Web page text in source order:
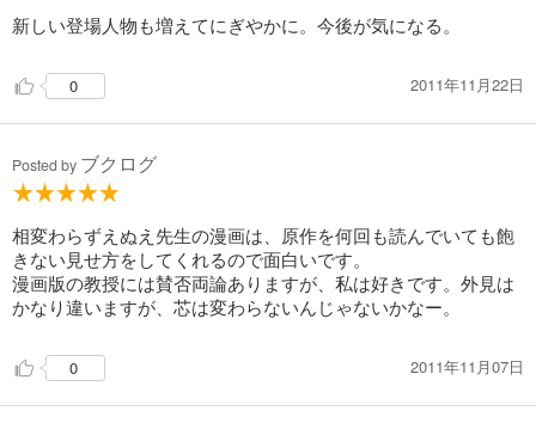
島、からくりだらけの洋館などなど。
ミステリーの定番を押さえた舞台と謎にワクワクしてしまいます。
新しい登場人物も増えてにぎやかに。今後が気になる。
0 2011年11月22日
Posted by ブクログ
相変わらずえぬえ先生の漫画は、原作を何回も読んでいても飽
きない見せ方をしてくれるので面白いです。
漫画版の教授には賛否両論ありますが、私は好きです。外見は
かなり違いますが、芯は変わらないんじゃないかなー。
0 2011年11月07日